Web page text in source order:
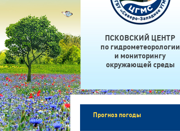
ПСКОВСКИЙ ЦЕНТР
по гидрометеорологии
и мониторингу
окружающей среды
Прогноз погоды